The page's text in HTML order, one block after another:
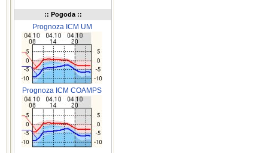
:: Pogoda ::
Prognoza ICM UM
Prognoza ICM COAMPS